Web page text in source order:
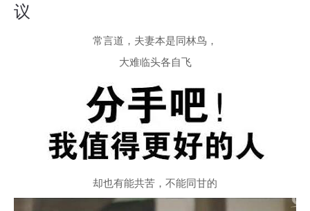
议
常言道，夫妻本是同林鸟，
大难临头各自飞
却也有能共苦，不能同甘的